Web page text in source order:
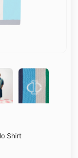
Shirt